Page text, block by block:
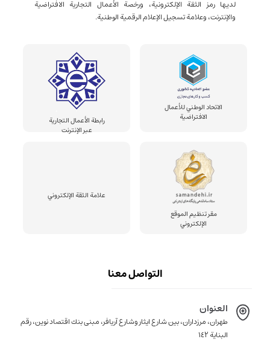
لديها رمز الثقة الإلكترونية، ورخصة الأعمال التجارية الافتراضية
والإنترنت، وعلامة تسجيل الإعلام الرقمية الوطنية.
الاتحاد الوطني للأعمال
الافتراضية
رابطة الأعمال التجارية
عبر الإنترنت
مقر تنظيم الموقع
الإلكتروني
علامة الثقة الإلكتروني
التواصل معنا
العنوان
طهران، مرزداران، بين شارع ايثار وشارع آريافر، مبنى بنك اقتصاد نوين، رقم
البناية ١٤٢